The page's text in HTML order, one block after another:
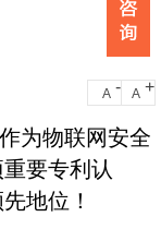
A - A +
为物联网安全
要专利认
地位！